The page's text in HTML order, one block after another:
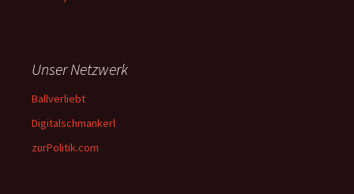
Unser Netzwerk
Ballverliebt
Digitalschmankerl
zurPolitik.com